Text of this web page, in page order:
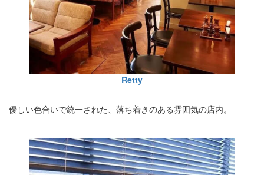
Retty
優しい色合いで統一された、落ち着きのある雰囲気の店内。